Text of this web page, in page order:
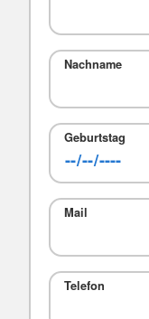
Nachname
Geburtstag
Mail
Telefon